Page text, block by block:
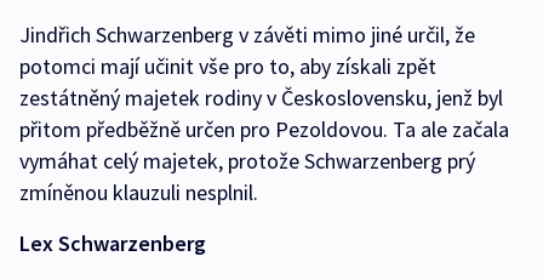
Jindřich Schwarzenberg v závěti mimo jiné určil, že
potomci mají učinit vše pro to, aby získali zpět
zestátněný majetek rodiny v Československu, jenž byl
přitom předběžně určen pro Pezoldovou. Ta ale začala
vymáhat celý majetek, protože Schwarzenberg prý
zmíněnou klauzuli nesplnil.
Lex Schwarzenberg